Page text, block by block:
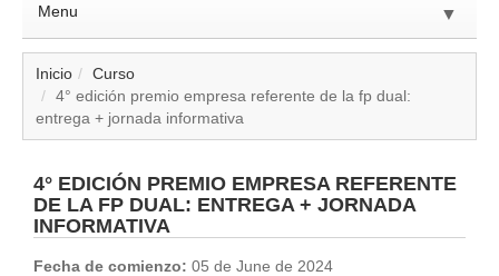
Menu ▼
▼
Inicio
Curso
4° edición premio empresa referente de la fp dual:
entrega + jornada informativa
4° EDICIÓN PREMIO EMPRESA REFERENTE
DE LA FP DUAL: ENTREGA + JORNADA
INFORMATIVA
Fecha de comienzo: 05 de June de 2024